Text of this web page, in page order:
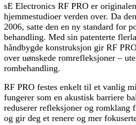
sE Electronics RF PRO er
hjemmestudioer verden over. Da
2006, satte den en ny standard for
behandling. Med sin patenterte
håndbygde konstruksjon gir RF
over uønskede romrefleksjoner –
rombehandling.
RF PRO festes enkelt til et vanlig
fungerer som en akustisk barriere
reduserer refleksjoner og romklang
og gir deg et renere og mer